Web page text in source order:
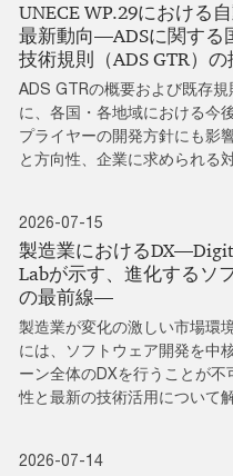
UNECE WP.29における
最新動向―ADSに関する
技術規則（ADS GTR）の
ADS GTRの概要および既存
に、各国・各地域における今
プライヤーの開発方針にも影
と方向性、企業に求められる
2026-07-15
製造業における
Labが示す、進化するソ
の最前線―
製造業が変化の激しい市場環
には、ソフトウェア開発を中
ーン全体のDXを行うことが
性と最新の技術活用について
2026-07-14